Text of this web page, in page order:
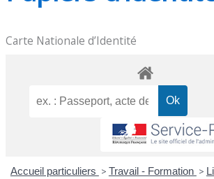
Carte Nationale d’Identité
Accueil particuliers > Travail - Formation >